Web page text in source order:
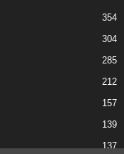
354
304
285
212
157
139
137